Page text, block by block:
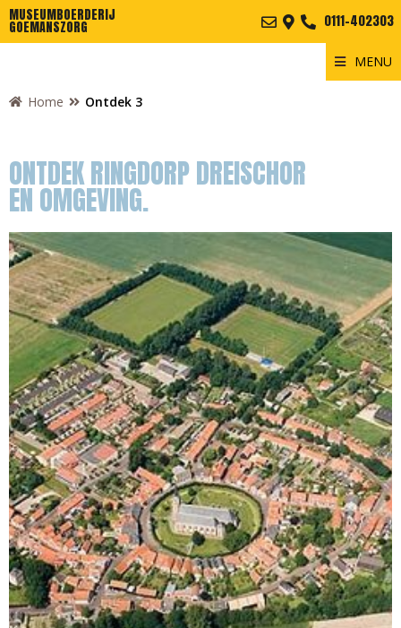
MUSEUMBOERDERIJ
GOEMANSZORG 0111-402303
MENU
Home Ontdek 3
ONTDEK RINGDORP DREISCHOR
EN OMGEVING.